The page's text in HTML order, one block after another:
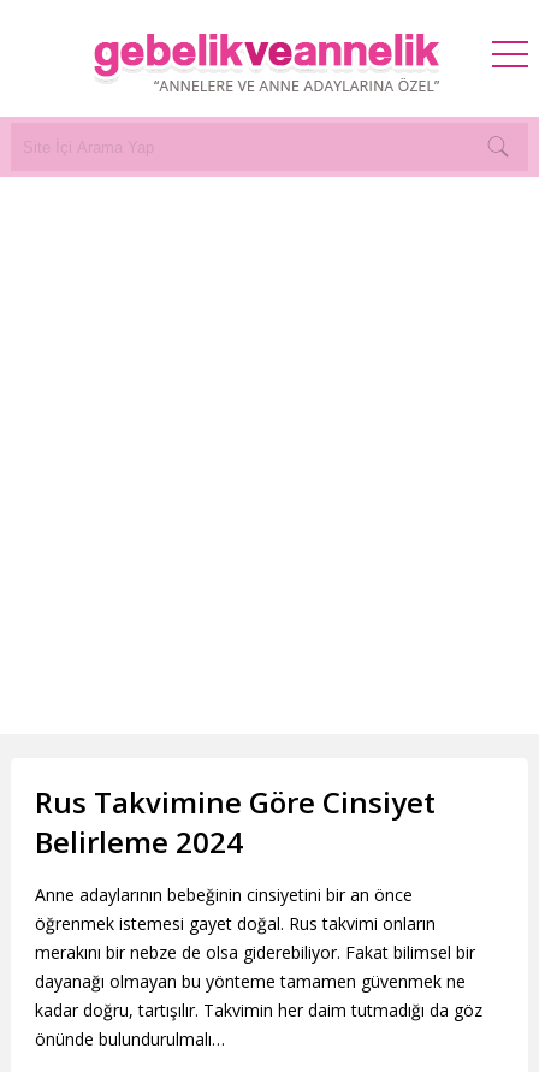
Rus Takvimine Göre Cinsiyet
Belirleme 2024
Anne adaylarının bebeğinin cinsiyetini bir an önce
öğrenmek istemesi gayet doğal. Rus takvimi onların
merakını bir nebze de olsa giderebiliyor. Fakat bilimsel bir
dayanağı olmayan bu yönteme tamamen güvenmek ne
kadar doğru, tartışılır. Takvimin her daim tutmadığı da göz
önünde bulundurulmalı…